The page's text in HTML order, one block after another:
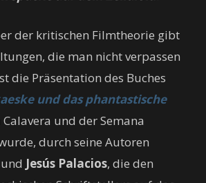
der kritischen Filmtheorie gibt
die man nicht verpassen
die Präsentation des Buches
und das phantastische
und der Semana
durch seine Autoren
und Jesús Palacios, die den